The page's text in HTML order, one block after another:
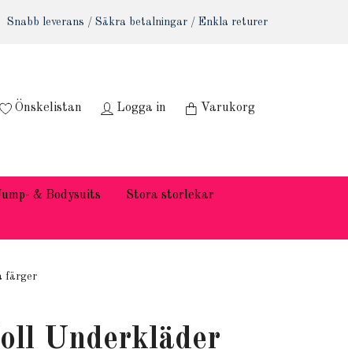
Snabb leverans / Säkra betalningar / Enkla returer
Önskelistan Logga in Varukorg
& Bodysuits
Stora storlekar
färger
Underkläder